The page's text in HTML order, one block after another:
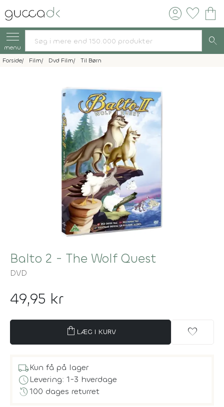
account_circle favorite shopping_bag
menu search
Forside Film Dvd Film Til Børn
Balto 2 - The Wolf Quest
DVD
49,95 kr
shopping_bag LÆG I KURV favorite
local_shippingKun få på lager
scheduleLevering: 1-3 hverdage
history100 dages returret